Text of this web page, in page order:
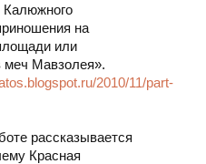
Калюжного
на
или
меч Мавзолея».
2010/11/part-
рассказывается
Красная